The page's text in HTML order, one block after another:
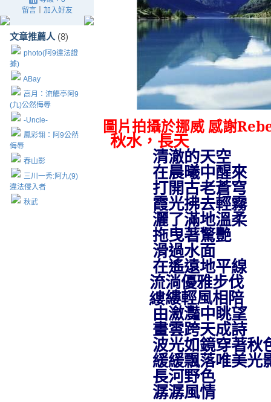
留言｜ 加入好友
文章推薦人 (8)
photo(阿9違法證
據)
ABay
高月：流觴亭阿9
(九)公然侮辱
-Uncle-
鳳彩翎：阿9公然
侮辱
春山影
三川一秀:阿九(9)
違法侵入者
秋武
圖片拍攝於挪威 感謝
秋水，長天
清澈的天空
在晨曦中醒來
打開古老蒼穹
霞光拂去輕霧
灑了滿地溫柔
拖曳著驚艷
滑過水面
在遙遠地平線
流淌優雅步伐
縷縷輕風相陪
由瀲灩中眺望
畫雲跨天成詩
波光如鏡穿著秋
緩緩飄落唯美光
長河野色
潺潺風情